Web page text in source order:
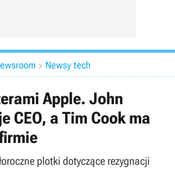
 Newsy tech
Apple. John
CEO, a Tim Cook ma
plotki dotyczące rezygnacji